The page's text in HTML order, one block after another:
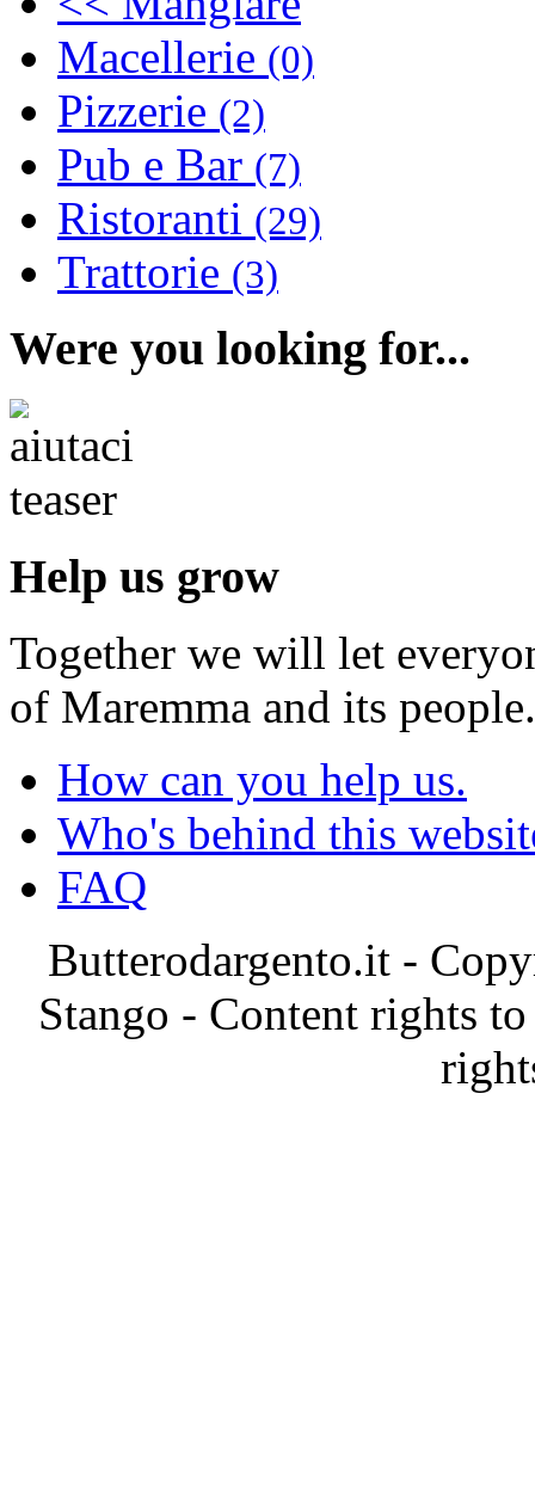
Macellerie (0)
Pizzerie (2)
Pub e Bar (7)
Ristoranti (29)
Trattorie (3)
Were you looking for...
Help us grow
Together we will let
of Maremma and its people.
How can you help us.
Who's behind this
FAQ
Butterodargento.it -
Stango - Content rights